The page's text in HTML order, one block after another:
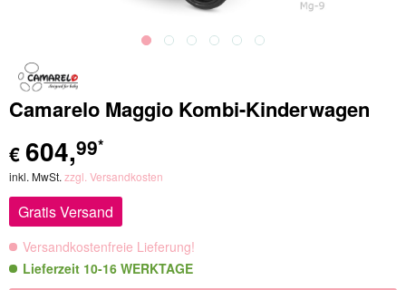
Camarelo Maggio Kombi-Kinderwagen
€ 604,99*
inkl. MwSt. zzgl. Versandkosten
Gratis Versand
Versandkostenfreie Lieferung!
Lieferzeit 10-16 WERKTAGE